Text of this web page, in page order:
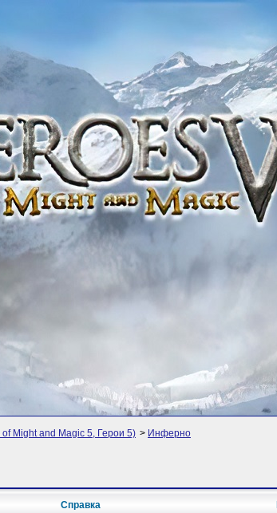
Might and Magic 5, Герои 5) > Инферно
Справка